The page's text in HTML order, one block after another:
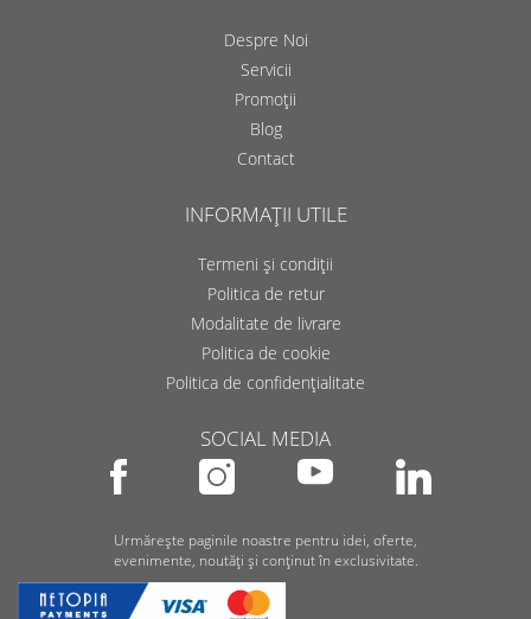
Despre Noi
Servicii
Promoții
Blog
Contact
INFORMAȚII UTILE
Termeni și condiții
Politica de retur
Modalitate de livrare
Politica de cookie
Politica de confidențialitate
SOCIAL MEDIA
Urmărește paginile noastre pentru idei, oferte,
evenimente, noutăți și conținut în exclusivitate.